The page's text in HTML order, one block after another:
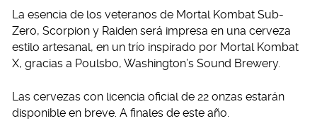
La esencia de los veteranos de Mortal Kombat Sub-
Zero, Scorpion y Raiden será impresa en una cerveza
estilo artesanal, en un trío inspirado por Mortal Kombat
X, gracias a Poulsbo, Washington’s Sound Brewery.
Las cervezas con licencia oficial de 22 onzas estarán
disponible en breve. A finales de este año.